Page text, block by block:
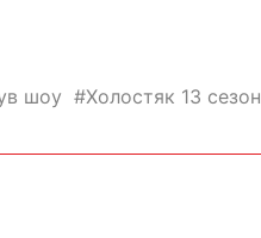
шоу Холостяк 13 сезон